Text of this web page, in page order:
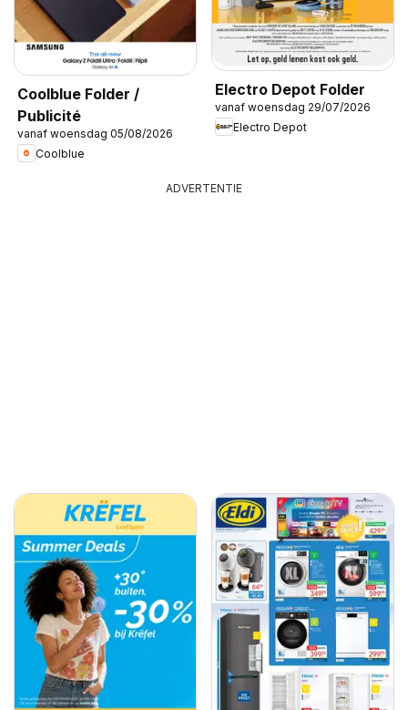
Coolblue Folder /
Publicité
vanaf woensdag 05/08/2026
Coolblue
Electro Depot Folder
vanaf woensdag 29/07/2026
Electro Depot
ADVERTENTIE